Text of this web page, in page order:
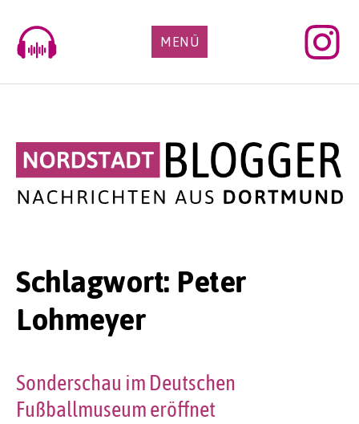
content
MENÜ
Schlagwort: Peter
Lohmeyer
Sonderschau im Deutschen
Fußballmuseum eröffnet